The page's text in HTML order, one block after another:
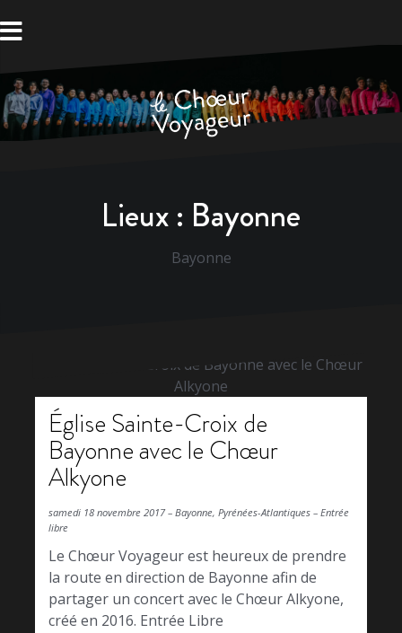
au
Lieux : Bayonne
Bayonne
Église Sainte-Croix de
Bayonne avec le Chœur
Alkyone
samedi 18 novembre 2017 – Bayonne, Pyrénées-Atlantiques – Entrée
libre
Le Chœur Voyageur est heureux de prendre
la route en direction de Bayonne afin de
partager un concert avec le Chœur Alkyone,
créé en 2016. Entrée Libre